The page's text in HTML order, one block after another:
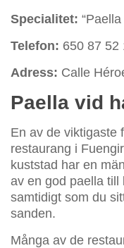
Specialitet:
Telefon: 650 87 52
Adress: Calle
Paella vid
En av de viktigaste
restaurang i
kuststad har en
av en god paella till
samtidigt som du
sanden.
Många av de